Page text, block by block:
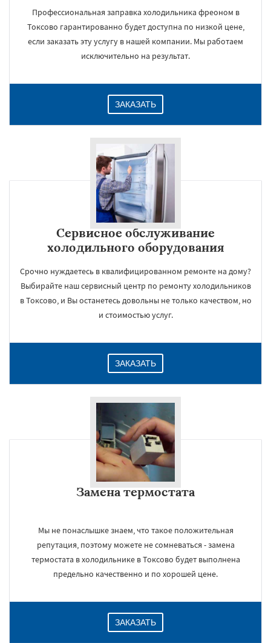
Профессиональная заправка холодильника фреоном в
Токсово гарантированно будет доступна по низкой цене,
если заказать эту услугу в нашей компании. Мы работаем
исключительно на результат.
ЗАКАЗАТЬ
Сервисное обслуживание
холодильного оборудования
Срочно нуждаетесь в квалифицированном ремонте на дому?
Выбирайте наш сервисный центр по ремонту холодильников
в Токсово, и Вы останетесь довольны не только качеством, но
и стоимостью услуг.
ЗАКАЗАТЬ
Замена термостата
Мы не понаслышке знаем, что такое положительная
репутация, поэтому можете не сомневаться - замена
термостата в холодильнике в Токсово будет выполнена
предельно качественно и по хорошей цене.
ЗАКАЗАТЬ